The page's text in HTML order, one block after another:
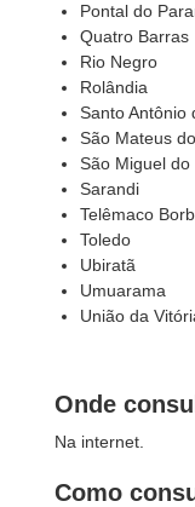
Pontal do
Quatro Barras
Rio Negro
Rolândia
Santo Antônio
São Mateus
São Miguel do
Sarandi
Telêmaco
Toledo
Ubiratã
Umuarama
União da
Onde
Na internet.
Como